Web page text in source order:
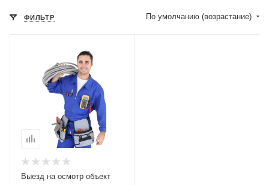
ФИЛЬТР По умолчанию (возрастание)
Выезд на осмотр объект